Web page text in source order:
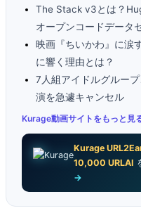
The Stack v3とは？
オープンコードデータ
映画『ちいかわ』に涙
に響く理由とは？
7人組アイドルグルー
演を急遽キャンセル
Kurage動画サイトをもっと見
Kurage
10,000 URLAI
→